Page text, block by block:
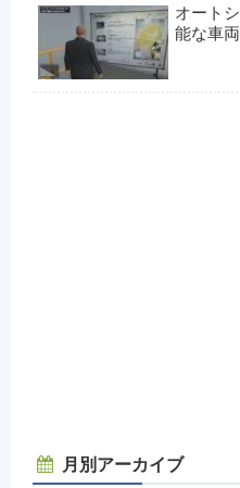
オート
能な車
月別アーカイブ